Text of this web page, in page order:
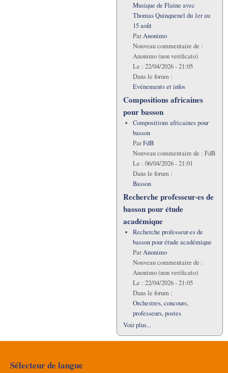
Musique de Flaine avec
Thomas Quinquenel du 1er au
15 août
ParAnonimo
Nouveau commentaire de :
Anonimo (non verificato)
Le : 22/04/2026 - 21:05
Dans le forum :
Evénements et infos
Compositions africaines
pour basson
Compositions africaines pour
basson
ParFdB
Nouveau commentaire de : FdB
Le : 06/04/2026 - 21:01
Dans le forum :
Basson
Recherche professeur·es de
basson pour étude
académique
Recherche professeur·es de
basson pour étude académique
ParAnonimo
Nouveau commentaire de :
Anonimo (non verificato)
Le : 22/04/2026 - 21:05
Dans le forum :
Orchestres, concours,
professeurs, postes
Voir plus...
Sélecteur de langue